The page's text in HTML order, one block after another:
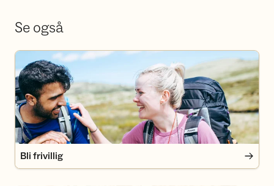
Se også
Bli frivillig
Bli frivillig